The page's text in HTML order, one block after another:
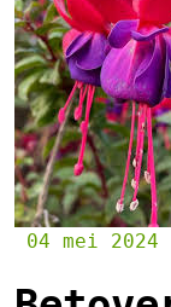
04 mei 2024